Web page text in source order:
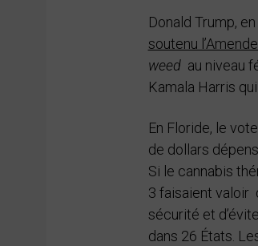
Donald Trump,
soutenu
weedau niveau
Kamala Harris
En Floride, le
de dollars
Si le cannabis
3 faisaient valoir
sécurité et
dans 26 États.